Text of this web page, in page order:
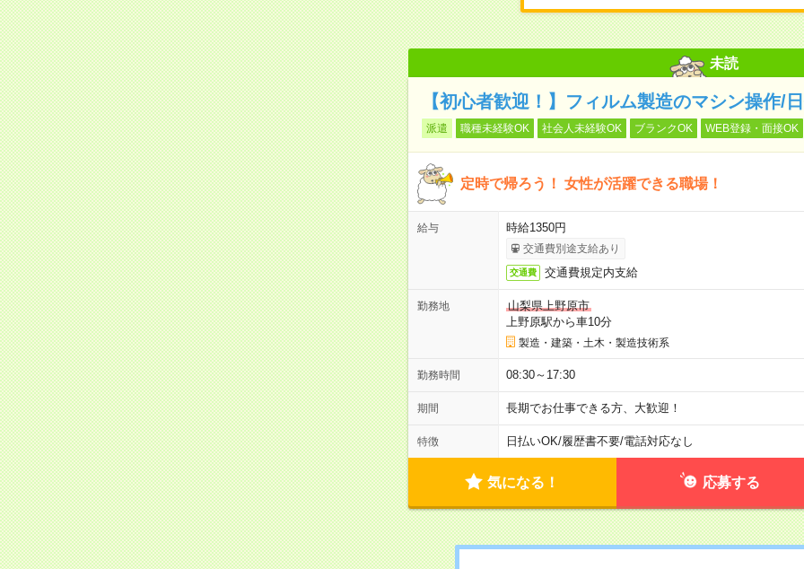
未読
【初心者歓迎！】フィルム製造のマシン操作/
派遣 職種未経験OK 社会人未経験OK ブランクOK WEB登録・面接OK
定時で帰ろう！ 女性が活躍できる職場！
給与 時給1350円
交通費別途支給あり
交通費 交通費規定内支給
勤務地
山梨県上野原市
上野原駅から車10分
製造・建築・土木・製造技術系
勤務時間 08:30～17:30
期間 長期でお仕事できる方、大歓迎！
特徴 日払いOK/履歴書不要/電話対応なし
気になる！ 応募する